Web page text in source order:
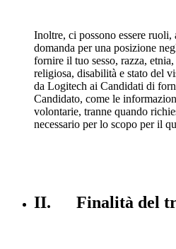
Inoltre, ci possono essere ruoli,
domanda per una posizione
fornire il tuo sesso, razza,
religiosa, disabilità e stato del
da Logitech ai Candidati di
Candidato, come le
volontarie, tranne quando
necessario per lo scopo per il
II. Finalità del